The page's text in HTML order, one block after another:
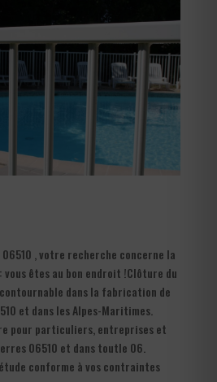
06510 , votre recherche concerne la
êtes au bon endroit !Clôture du
dans la fabrication de
et dans les Alpes-Maritimes.
pour particuliers, entreprises et
06510 et dans toutle 06.
conforme à vos contraintes